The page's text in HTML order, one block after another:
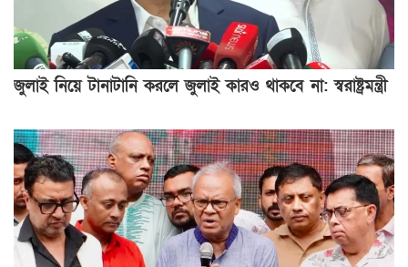
জুলাই নিয়ে টানাটানি করলে জুলাই কারও থাকবে না: স্বরাষ্ট্রমন্ত্রী